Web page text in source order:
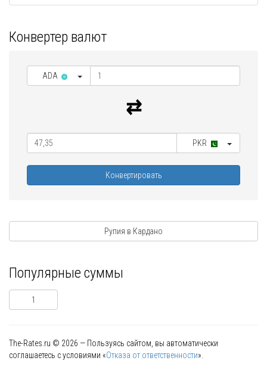
Конвертер валют
ADA
PKR
Конвертировать
Рупия в Кардано
Популярные суммы
1
The-Rates.ru © 2026 — Пользуясь сайтом, вы автоматически
соглашаетесь с условиями «Отказа от ответственности».